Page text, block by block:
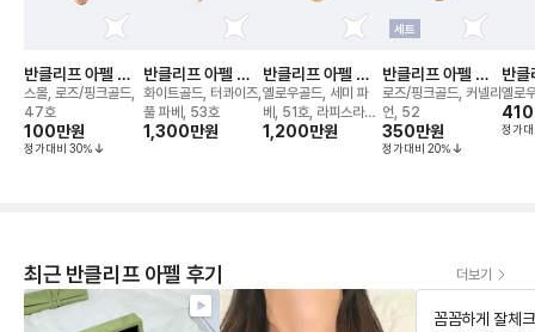
반클리프 아펠 뻬
를리 비즈 링
스몰, 로즈/핑크골드,
47호
100만원
정가대비 30%
반클리프 아펠 뻬
를리 컬러 비트윈
더 핑거 링
화이트골드, 터콰이즈,
풀 파베, 53호
1,300만원
반클리프 아펠 뻬
를리 컬러 링
옐로우골드, 세미 파
베, 51호, 라피스라줄
리1,200만원
세트
반클리프 아펠 뻬
를리 컬러 링
로즈/핑크골드, 커넬리
언, 52
350만원
정가대비 20%
반클
를리
옐로
410
정가
최근 반클리프 아펠 후기 더보기
꼼꼼하게 잘체